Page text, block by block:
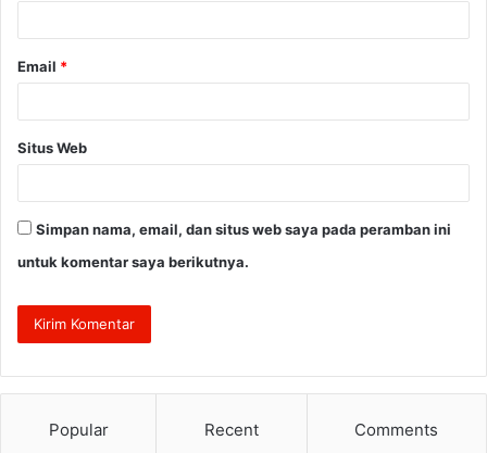
Email *
Situs Web
Simpan nama, email, dan situs web saya pada peramban ini
untuk komentar saya berikutnya.
Popular Recent Comments